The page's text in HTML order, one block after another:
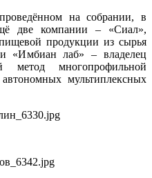
на собрании, в
две компании – «Сиал»,
продукции из сырья
и «Имбиан лаб» – владелец
метод многопрофильной
мультиплексных